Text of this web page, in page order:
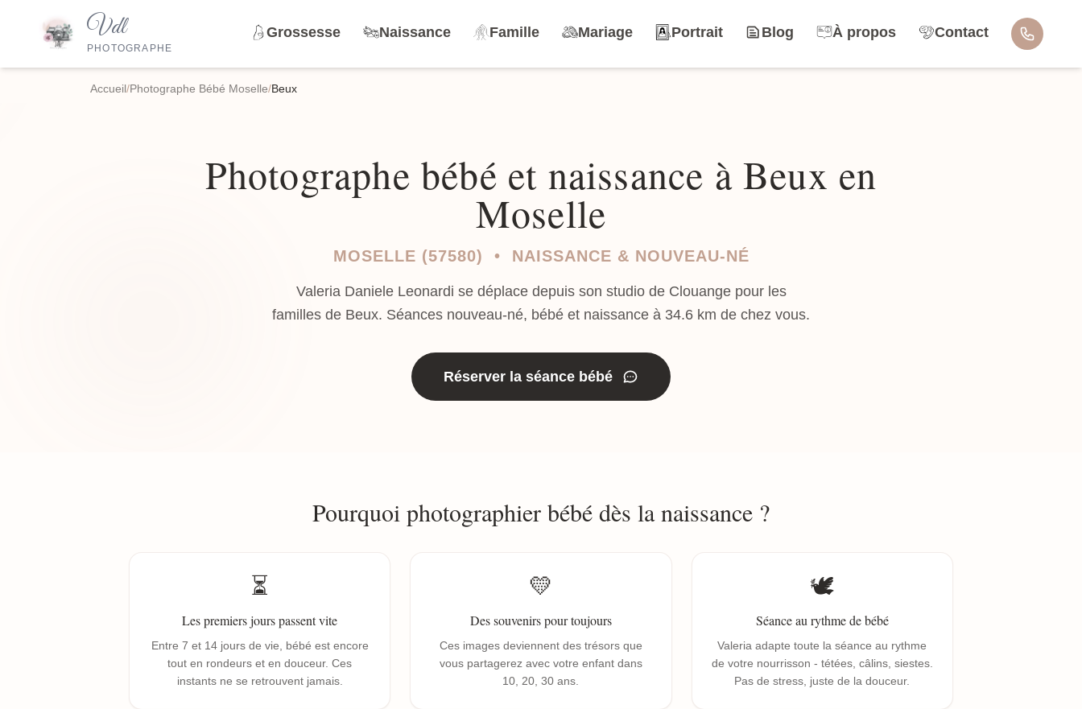
Vdl
PHOTOGRAPHE
Grossesse Naissance Famille Mariage Portrait Blog À propos Contact
Accueil/Photographe Bébé Moselle/Beux
Photographe bébé et naissance à Beux en
Moselle
MOSELLE (57580) • NAISSANCE & NOUVEAU-NÉ
Valeria Daniele Leonardi se déplace depuis son studio de Clouange pour les
familles de Beux. Séances nouveau-né, bébé et naissance à 34.6 km de chez vous.
Réserver la séance bébé
Pourquoi photographier bébé dès la naissance ?
⏳
Les premiers jours passent vite
Entre 7 et 14 jours de vie, bébé est encore
tout en rondeurs et en douceur. Ces
instants ne se retrouvent jamais.
💛
Des souvenirs pour toujours
Ces images deviennent des trésors que
vous partagerez avec votre enfant dans
10, 20, 30 ans.
🕊️
Séance au rythme de bébé
Valeria adapte toute la séance au rythme
de votre nourrisson - tétées, câlins, siestes.
Pas de stress, juste de la douceur.